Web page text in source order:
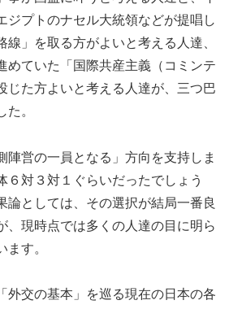
ジプトのナセル大統領などが提唱し
線」を取る方がよいと考える人達、
めていた「国際共産主義（コミンテ
じた方よいと考える人達が、三つ巴
。
陣営の一員となる」方向を支持しま
６対３対１ぐらいだったでしょう
論としては、その選択が結局一番良
、現時点では多くの人達の目に明ら
す。
外交の基本」を巡る現在の日本の各